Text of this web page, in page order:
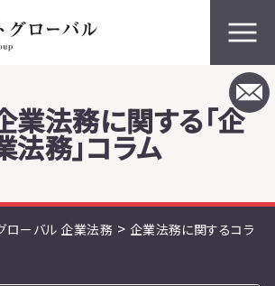
業法務に関する「企
法務」コラム
ローバル 企業法務 > 企業法務に関するコラ